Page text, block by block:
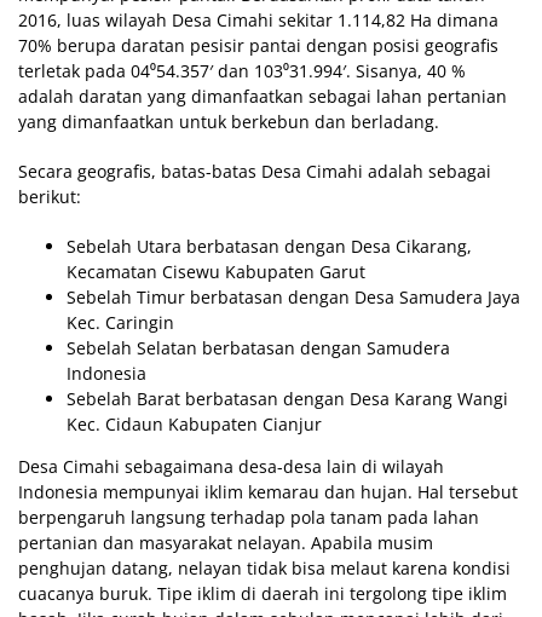
2016, luas wilayah Desa Cimahi sekitar 1.114,82 Ha dimana
70% berupa daratan pesisir pantai dengan posisi geografis
terletak pada 04⁰54.357′ dan 103⁰31.994′. Sisanya, 40 %
adalah daratan yang dimanfaatkan sebagai lahan pertanian
yang dimanfaatkan untuk berkebun dan berladang.
Secara geografis, batas-batas Desa Cimahi adalah sebagai
berikut:
Sebelah Utara berbatasan dengan Desa Cikarang,
Kecamatan Cisewu Kabupaten Garut
Sebelah Timur berbatasan dengan Desa Samudera Jaya
Kec. Caringin
Sebelah Selatan berbatasan dengan Samudera
Indonesia
Sebelah Barat berbatasan dengan Desa Karang Wangi
Kec. Cidaun Kabupaten Cianjur
Desa Cimahi sebagaimana desa-desa lain di wilayah
Indonesia mempunyai iklim kemarau dan hujan. Hal tersebut
berpengaruh langsung terhadap pola tanam pada lahan
pertanian dan masyarakat nelayan. Apabila musim
penghujan datang, nelayan tidak bisa melaut karena kondisi
cuacanya buruk. Tipe iklim di daerah ini tergolong tipe iklim